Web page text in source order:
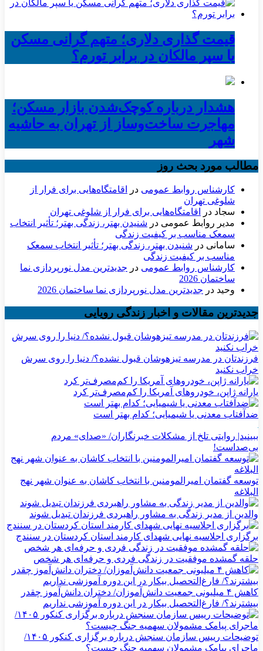
قیمت گذاری دلاری؛ متهم گرانی مسکن
یا سپر مالکان در برابر تورم؟
هشدار درباره کوچک‌شدن بازار مسکن؛
مهاجرت ساخت‌وساز از تهران به حاشیه‌
شهر
مطالب مورد بحث روز
کارشناس روابط عمومی در
اقامتگاه‌هایی برای فرار از
شلوغی تهران
سجاد در
اقامتگاه‌هایی برای فرار از شلوغی تهران
مدیر روابط عمومی در شنیدن بهتر، زندگی بهتر؛ تأثیر انتخاب
سمعک مناسب بر کیفیت زندگی
سامانی در شنیدن بهتر، زندگی بهتر؛ تأثیر انتخاب سمعک
مناسب بر کیفیت زندگی
کارشناس روابط عمومی در جدیدترین مدل نورپردازی نما
ساختمان 2026
وحید در جدیدترین مدل نورپردازی نما ساختمان 2026
جدیدترین مقالات و اخبار زندگی رویایی
فرزندتان در مدرسه تیزهوشان قبول نشده؟/ دنیا را روی سرش
خراب نکنید
یارانه ژاپن، خودروهای آمریکا را کم‌مصرف‌تر کرد
ضدآفتاب‌ معدنی یا شیمیایی؛ کدام بهتر است
ببینید| روایتی تلخ از مشکلات خبرنگاران/ «صدای» ‌مردم
بی‌صدا‌ست!
توسعه گفتمان امیرالمومنین با انتخاب کاشان به عنوان شهر نهج
البلاغه
والدین از مدیر زندگی به مشاور راهبردی فرزندان تبدیل شوند
برگزاری اجلاسیه نهایی شهدای کارمند استان کردستان در سنندج
حلقه گمشده موفقیت در زندگی فردی و حرفه‌ای هر شخص
کاهش ۴ میلیونی جمعیت دانش‌آموزان/ دختران دانش‌آموز چقدر
بیشترند؟/ فارغ‌التحصیل بیکار در این دوره آموزشی نداریم
توضیحات رییس سازمان سنجش درباره برگزاری کنکور ۱۴۰۵/
ماجرای پیامک مشمولان سهمیه جنگ چیست؟